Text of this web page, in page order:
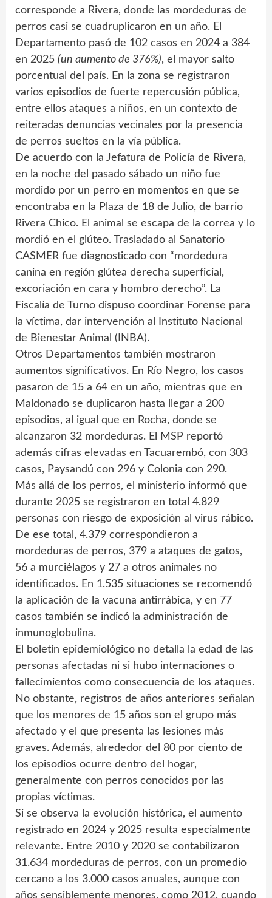
corresponde a Rivera, donde las mordeduras de
perros casi se cuadruplicaron en un año. El
Departamento pasó de 102 casos en 2024 a 384
en 2025 (un aumento de 376%), el mayor salto
porcentual del país. En la zona se registraron
varios episodios de fuerte repercusión pública,
entre ellos ataques a niños, en un contexto de
reiteradas denuncias vecinales por la presencia
de perros sueltos en la vía pública.
De acuerdo con la Jefatura de Policía de Rivera,
en la noche del pasado sábado un niño fue
mordido por un perro en momentos en que se
encontraba en la Plaza de 18 de Julio, de barrio
Rivera Chico. El animal se escapa de la correa y lo
mordió en el glúteo. Trasladado al Sanatorio
CASMER fue diagnosticado con “mordedura
canina en región glútea derecha superficial,
excoriación en cara y hombro derecho”. La
Fiscalía de Turno dispuso coordinar Forense para
la víctima, dar intervención al Instituto Nacional
de Bienestar Animal (INBA).
Otros Departamentos también mostraron
aumentos significativos. En Río Negro, los casos
pasaron de 15 a 64 en un año, mientras que en
Maldonado se duplicaron hasta llegar a 200
episodios, al igual que en Rocha, donde se
alcanzaron 32 mordeduras. El MSP reportó
además cifras elevadas en Tacuarembó, con 303
casos, Paysandú con 296 y Colonia con 290.
Más allá de los perros, el ministerio informó que
durante 2025 se registraron en total 4.829
personas con riesgo de exposición al virus rábico.
De ese total, 4.379 correspondieron a
mordeduras de perros, 379 a ataques de gatos,
56 a murciélagos y 27 a otros animales no
identificados. En 1.535 situaciones se recomendó
la aplicación de la vacuna antirrábica, y en 77
casos también se indicó la administración de
inmunoglobulina.
El boletín epidemiológico no detalla la edad de las
personas afectadas ni si hubo internaciones o
fallecimientos como consecuencia de los ataques.
No obstante, registros de años anteriores señalan
que los menores de 15 años son el grupo más
afectado y el que presenta las lesiones más
graves. Además, alrededor del 80 por ciento de
los episodios ocurre dentro del hogar,
generalmente con perros conocidos por las
propias víctimas.
Si se observa la evolución histórica, el aumento
registrado en 2024 y 2025 resulta especialmente
relevante. Entre 2010 y 2020 se contabilizaron
31.634 mordeduras de perros, con un promedio
cercano a los 3.000 casos anuales, aunque con
años sensiblemente menores, como 2012, cuando